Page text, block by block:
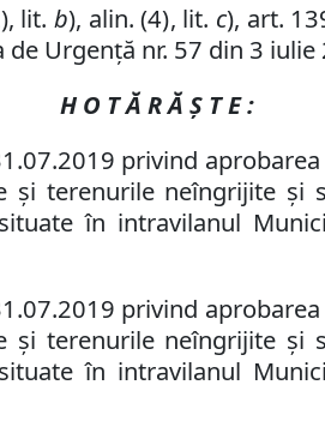
lit.b), alin. (4), lit. c), art.
Urgență nr. 57 din 3
H O T Ă R Ă Ş T E :
privind
şi terenurile neîngrijite şi
în intravilanul
privind
şi terenurile neîngrijite şi
în intravilanul